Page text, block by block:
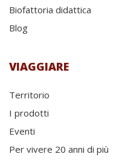
Biofattoria didattica
Blog
VIAGGIARE
Territorio
I prodotti
Eventi
Per vivere 20 anni di più